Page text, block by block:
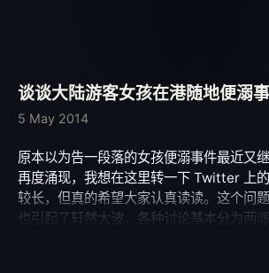
谈谈大陆游客女孩在港随地便溺
5 May 2014
原本以为告一段落的女孩便溺事件最近又
再度涌现，我想在这里转一下 Twitter 上
较长，但真的希望大家认真读读。这个问
也引起了轩然大波，各种讨论基本分为两